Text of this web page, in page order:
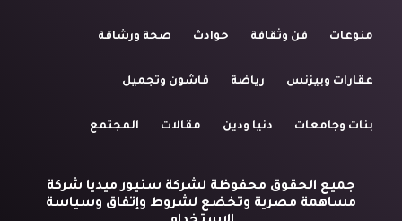
منوعات فن وثقافة حوادث صحة ورشاقة
عقارات وبيزنس رياضة فاشون وتجميل
بنات وجامعات دنيا ودين مقالات المجتمع
جميع الحقوق محفوظة لشركة سنيور ميديا شركة
مساهمة مصرية وتخضع لشروط وإتفاق وسياسة